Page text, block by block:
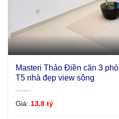
Masteri Thảo Điền căn 3
T5 nhà đẹp view sông
Giá: 13,8 tỷ